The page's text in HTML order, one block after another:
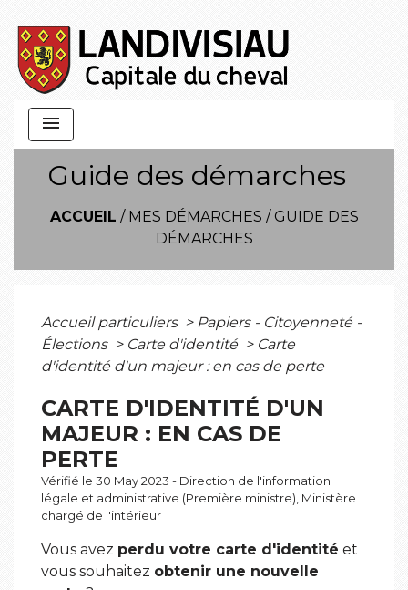
menu
Guide des démarches
ACCUEIL / MES DÉMARCHES / GUIDE DES
DÉMARCHES
Accueil particuliers > Papiers - Citoyenneté -
Élections > Carte d'identité > Carte
d'identité d'un majeur : en cas de perte
CARTE D'IDENTITÉ D'UN
MAJEUR : EN CAS DE
PERTE
Vérifié le 30 May 2023 - Direction de l'information
légale et administrative (Première ministre), Ministère
chargé de l'intérieur
Vous avez perdu votre carte d'identité et
vous souhaitez obtenir une nouvelle